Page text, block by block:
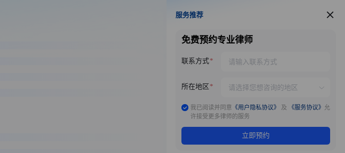
服务推荐
服务推荐
免费预约专业律师
联系方式
所在地区
我已阅读并同意 《用户隐私协议》 及 《服务协议》 允
许接受更多律师的服务
立即预约